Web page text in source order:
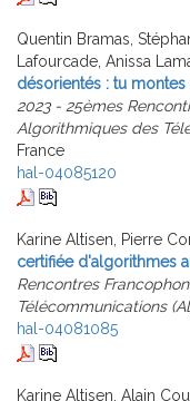
Quentin Bramas,
Lafourcade, Anissa
désorientés : tu
2023 - 25èmes
Algorithmiques des
France
hal-04085120
Karine Altisen, Pierre
certifiée d'algorithmes
Rencontres
Télécommunications
hal-04081085
Karine Altisen, Alain